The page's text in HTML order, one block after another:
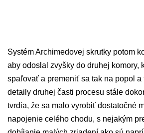
Systém Archimedovej skrutky potom
aby odoslal zvyšky do druhej komory,
spaľovať a premeniť sa tak na popol a
detaily druhej časti procesu stále
tvrdia, že sa malo vyrobiť dostatočné
napojenie celého chodu, s nejakým